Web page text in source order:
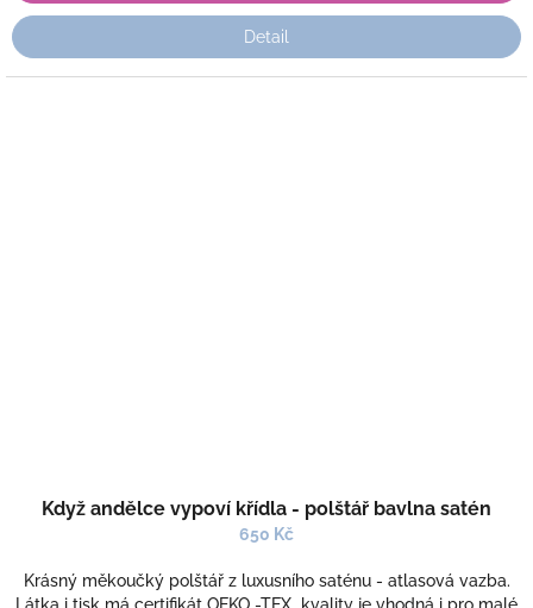
Detail
Když andělce vypoví křídla - polštář bavlna satén
650 Kč
Krásný měkoučký polštář z luxusního saténu - atlasová vazba.